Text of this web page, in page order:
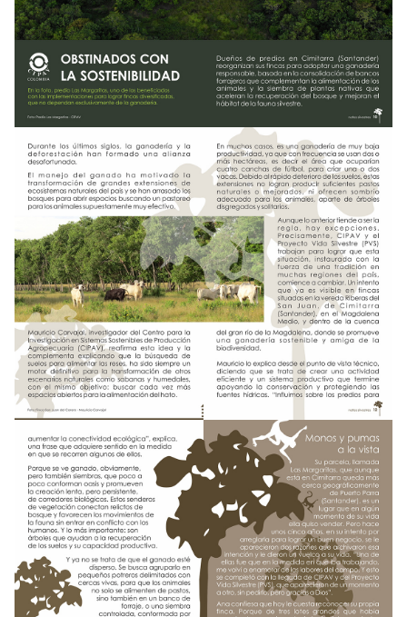
COBERTURA EN MEDIOS DE COMUNICACIÓN
INFORME ANUAL WCS
MECANISMO DE ATENCIÓN DE QUEJAS Y RECLAMOS
DONA